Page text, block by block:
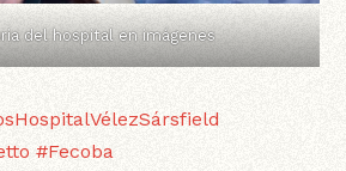
del hospital en imágenes
#Fecoba